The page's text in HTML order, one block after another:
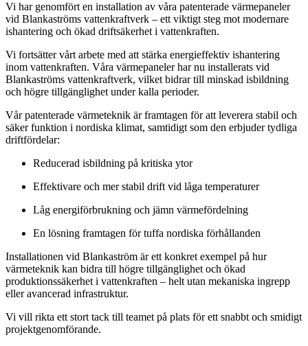
Vi har genomfört en installation av våra patenterade värmepaneler
vid Blankaströms vattenkraftverk – ett viktigt steg mot modernare
ishantering och ökad driftsäkerhet i vattenkraften.
Vi fortsätter vårt arbete med att stärka energieffektiv ishantering
inom vattenkraften. Våra värmepaneler har nu installerats vid
Blankaströms vattenkraftverk, vilket bidrar till minskad isbildning
och högre tillgänglighet under kalla perioder.
Vår patenterade värmeteknik är framtagen för att leverera stabil och
säker funktion i nordiska klimat, samtidigt som den erbjuder tydliga
driftfördelar:
Reducerad isbildning på kritiska ytor
Effektivare och mer stabil drift vid låga temperaturer
Låg energiförbrukning och jämn värmefördelning
En lösning framtagen för tuffa nordiska förhållanden
Installationen vid Blankaström är ett konkret exempel på hur
värmeteknik kan bidra till högre tillgänglighet och ökad
produktionssäkerhet i vattenkraften – helt utan mekaniska ingrepp
eller avancerad infrastruktur.
Vi vill rikta ett stort tack till teamet på plats för ett snabbt och smidigt
projektgenomförande.